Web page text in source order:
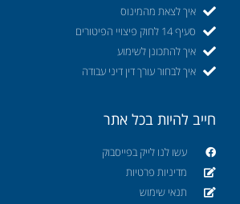
איך לצאת מהמינוס
סעיף 14 לחוק פיצויי הפיטורים
איך להתכונן לשימוע
איך לבחור עורך דין דיני עבודה
חייב להיות בכל אתר
עשו לנו לייק בפייסבוק
מדיניות פרטיות
תנאי שימוש